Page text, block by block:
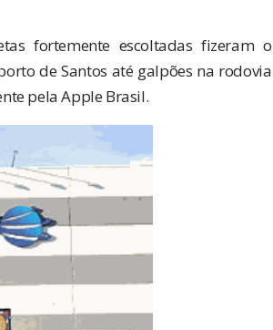
fortemente escoltadas fizeram o
de Santos até galpões na rodovia
pela Apple Brasil.